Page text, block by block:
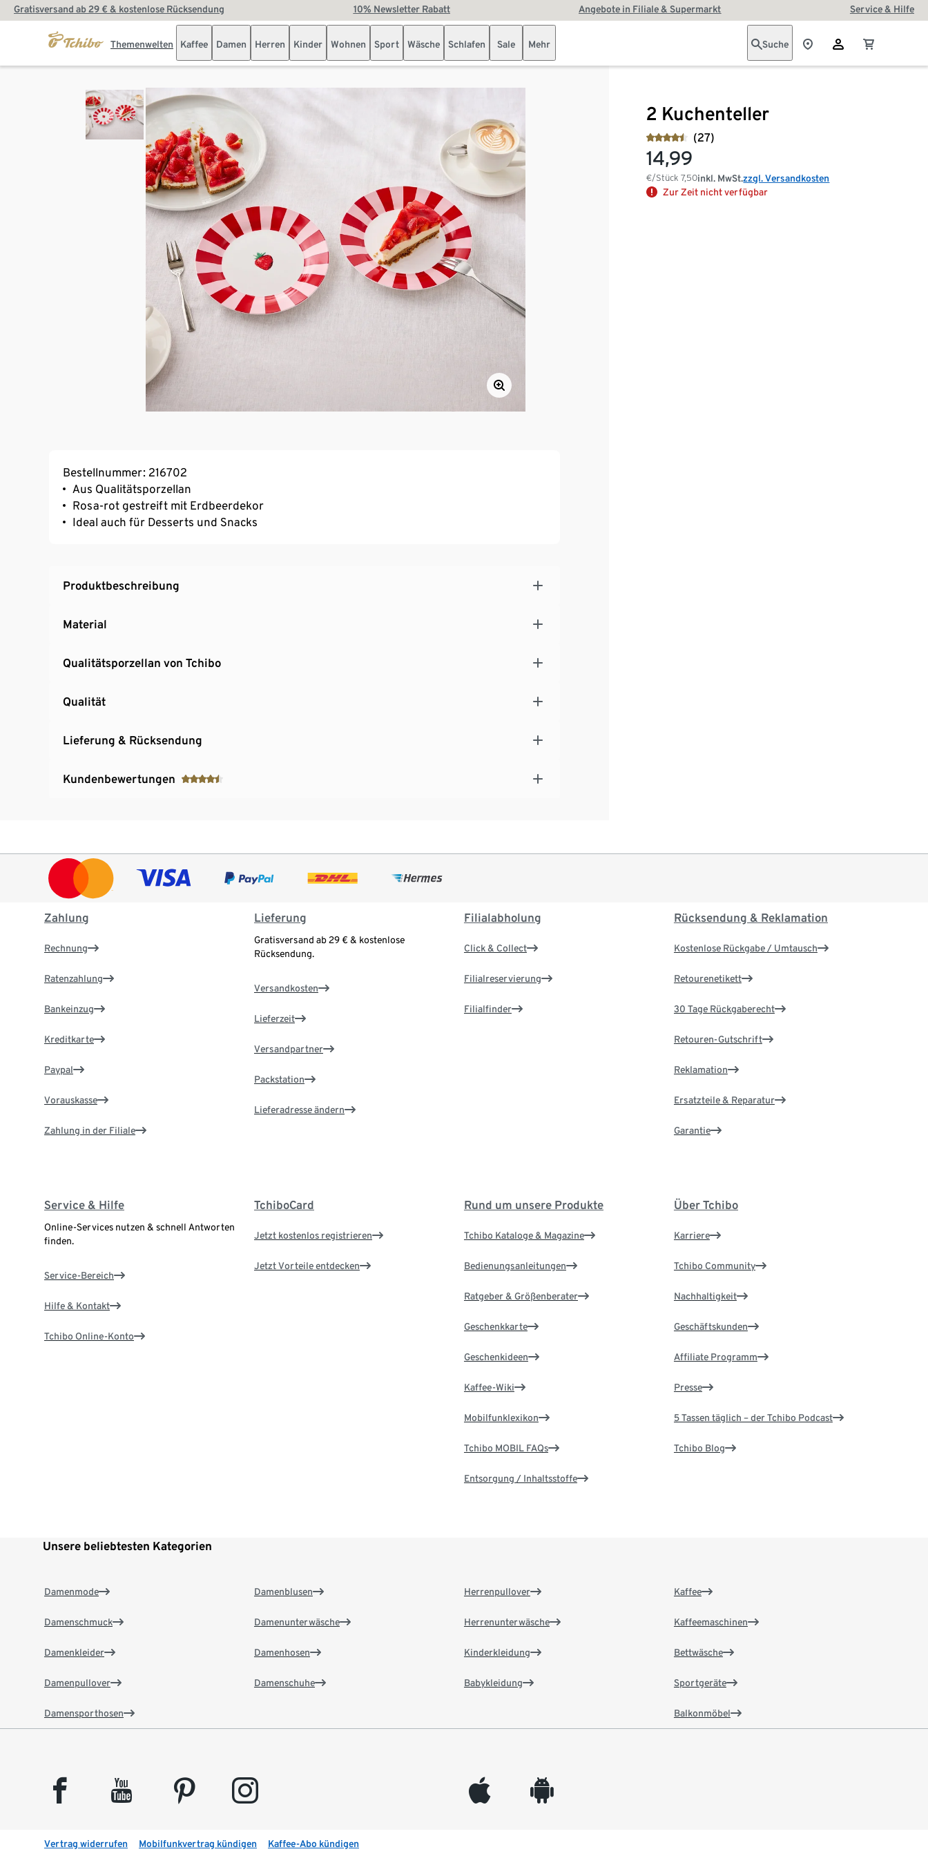
Gratisversand ab 29 € & kostenlose Rücksendung 10% Newsletter Rabatt Angebote in Filiale & Supermarkt Service & Hilfe
Themenwelten Kaffee Damen Herren Kinder Wohnen Sport Wäsche Schlafen Sale Mehr Suche
2 Kuchenteller
(27)
14,99
€/Stück7,50inkl. MwSt.zzgl. Versandkosten
Zur Zeit nicht verfügbar
Bestellnummer: 216702
Aus Qualitätsporzellan
Rosa-rot gestreift mit Erdbeerdekor
Ideal auch für Desserts und Snacks
Produktbeschreibung
Material
Qualitätsporzellan von Tchibo
Qualität
Lieferung & Rücksendung
Kundenbewertungen
Zahlung
Rechnung
Ratenzahlung
Bankeinzug
Kreditkarte
Paypal
Vorauskasse
Zahlung in der Filiale
Lieferung
Gratisversand ab 29 € & kostenlose
Rücksendung.
Versandkosten
Lieferzeit
Versandpartner
Packstation
Lieferadresse ändern
Filialabholung
Click & Collect
Filialreservierung
Filialfinder
Rücksendung & Reklamation
Kostenlose Rückgabe / Umtausch
Retourenetikett
30 Tage Rückgaberecht
Retouren-Gutschrift
Reklamation
Ersatzteile & Reparatur
Garantie
Service & Hilfe
Online-Services nutzen & schnell Antworten
finden.
Service-Bereich
Hilfe & Kontakt
Tchibo Online-Konto
TchiboCard
Jetzt kostenlos registrieren
Jetzt Vorteile entdecken
Rund um unsere Produkte
Tchibo Kataloge & Magazine
Bedienungsanleitungen
Ratgeber & Größenberater
Geschenkkarte
Geschenkideen
Kaffee-Wiki
Mobilfunklexikon
Tchibo MOBIL FAQs
Entsorgung / Inhaltsstoffe
Über Tchibo
Karriere
Tchibo Community
Nachhaltigkeit
Geschäftskunden
Affiliate Programm
Presse
5 Tassen täglich – der Tchibo Podcast
Tchibo Blog
Unsere beliebtesten Kategorien
Damenmode
Damenschmuck
Damenkleider
Damenpullover
Damensporthosen
Damenblusen
Damenunterwäsche
Damenhosen
Damenschuhe
Herrenpullover
Herrenunterwäsche
Kinderkleidung
Babykleidung
Kaffee
Kaffeemaschinen
Bettwäsche
Sportgeräte
Balkonmöbel
facebook youtube pinterest instagram appleinc android
Vertrag widerrufen Mobilfunkvertrag kündigen Kaffee-Abo kündigen